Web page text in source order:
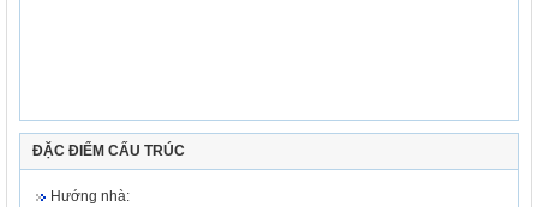
ĐẶC ĐIỂM CẤU TRÚC
Hướng nhà: